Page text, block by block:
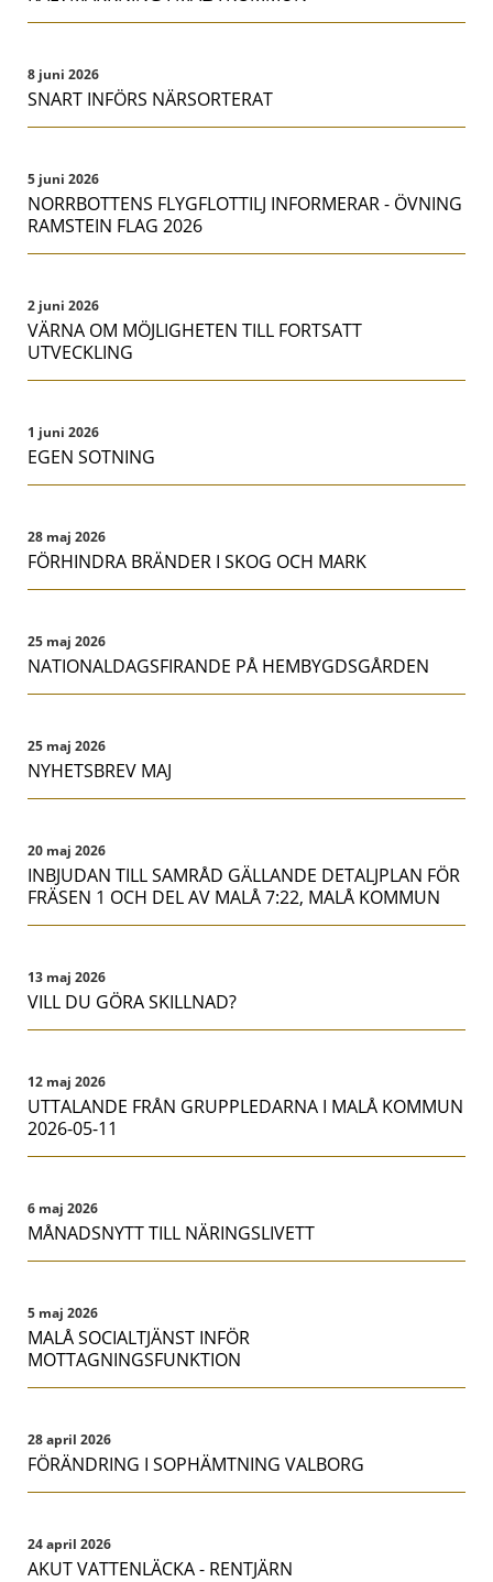
8 juni 2026
SNART INFÖRS NÄRSORTERAT
5 juni 2026
NORRBOTTENS FLYGFLOTTILJ INFORMERAR - ÖVNING
RAMSTEIN FLAG 2026
2 juni 2026
VÄRNA OM MÖJLIGHETEN TILL FORTSATT
UTVECKLING
1 juni 2026
EGEN SOTNING
28 maj 2026
FÖRHINDRA BRÄNDER I SKOG OCH MARK
25 maj 2026
NATIONALDAGSFIRANDE PÅ HEMBYGDSGÅRDEN
25 maj 2026
NYHETSBREV MAJ
20 maj 2026
INBJUDAN TILL SAMRÅD GÄLLANDE DETALJPLAN FÖR
FRÄSEN 1 OCH DEL AV MALÅ 7:22, MALÅ KOMMUN
13 maj 2026
VILL DU GÖRA SKILLNAD?
12 maj 2026
UTTALANDE FRÅN GRUPPLEDARNA I MALÅ KOMMUN
2026-05-11
6 maj 2026
MÅNADSNYTT TILL NÄRINGSLIVETT
5 maj 2026
MALÅ SOCIALTJÄNST INFÖR
MOTTAGNINGSFUNKTION
28 april 2026
FÖRÄNDRING I SOPHÄMTNING VALBORG
24 april 2026
AKUT VATTENLÄCKA - RENTJÄRN